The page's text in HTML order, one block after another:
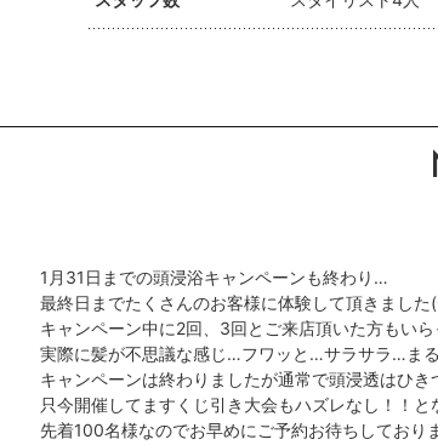
1月31日までの頭浸浴キャンペーンも終わり…
最終日までたくさんのお客様に体験して頂きました
キャンペーン中に2回、3回とご来店頂いた方もいら
実際に髪が不思議な感じ…フワッと…サラサラ…ま
キャンペーンは終わりましたが通常で頭浸透はひ
只今開催してますくじ引き大会もハズレなし！！と
先着100名様なのでお早めにご予約お待ちしており